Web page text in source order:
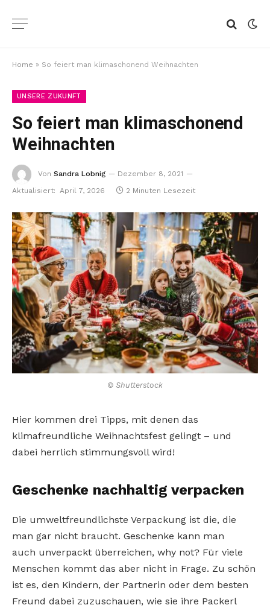
Home » So feiert man klimaschonend Weihnachten
UNSERE ZUKUNFT
So feiert man klimaschonend
Weihnachten
Von Sandra Lobnig
Dezember 8, 2021
Aktualisiert: April 7, 2026 2 Minuten Lesezeit
© Shutterstock
Hier kommen drei Tipps, mit denen das
klimafreundliche Weihnachtsfest gelingt – und
dabei herrlich stimmungsvoll wird!
Geschenke nachhaltig verpacken
Die umweltfreundlichste Verpackung ist die, die
man gar nicht braucht. Geschenke kann man
auch unverpackt überreichen, why not? Für viele
Menschen kommt das aber nicht in Frage. Zu schön
ist es, den Kindern, der Partnerin oder dem besten
Freund dabei zuzuschauen, wie sie ihre Packerl